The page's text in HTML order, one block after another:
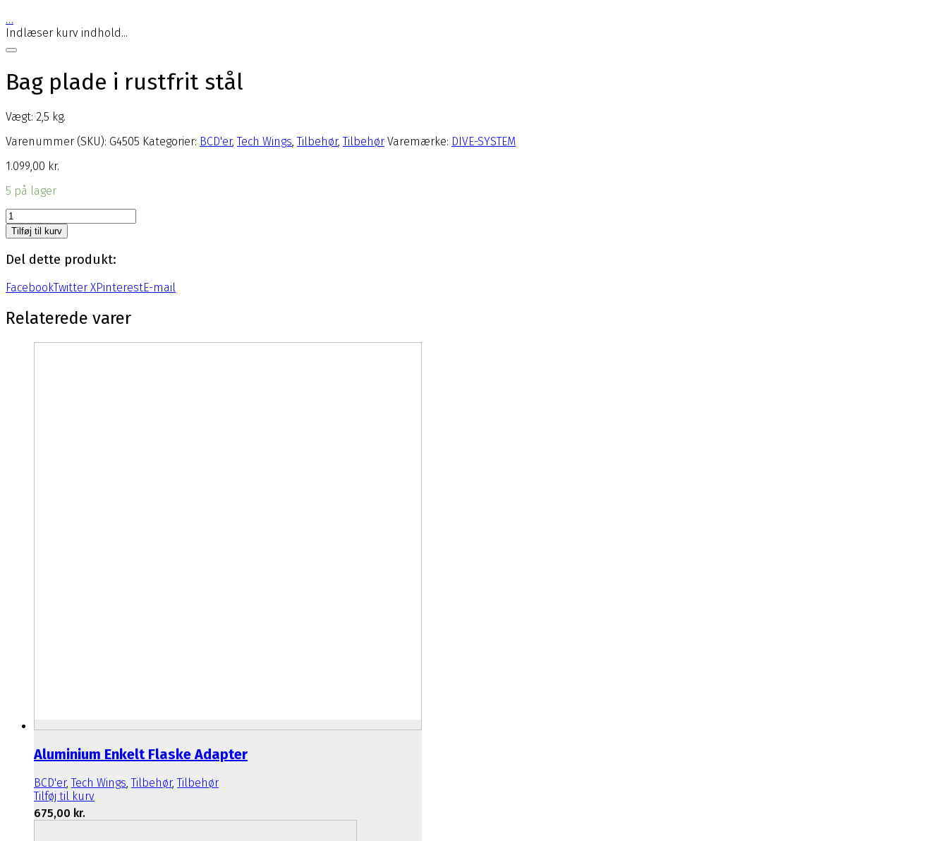
…
Indlæser kurv indhold...
Bag plade i rustfrit stål
Vægt: 2,5 kg.
Varenummer (SKU): G4505 Kategorier: BCD'er,Tech Wings,Tilbehør,Tilbehør Varemærke: DIVE-SYSTEM
1.099,00 kr.
5 på lager
Bag
plade
i
rustfrit
antal
Tilføj til kurv
Del dette produkt:
FacebookTwitter XPinterestE-mail
Relaterede varer
Aluminium Enkelt Flaske Adapter
BCD'er,Tech Wings,Tilbehør,Tilbehør
Tilføj til kurv
675,00 kr.